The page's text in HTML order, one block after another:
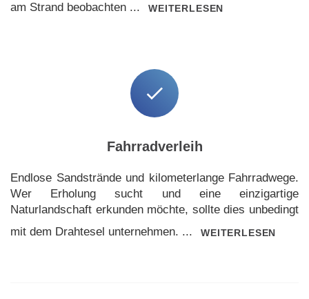
am Strand beobachten ...
WEITERLESEN
Fahrradverleih
Endlose Sandstrände und kilometerlange Fahrradwege.
Wer Erholung sucht und eine einzigartige
Naturlandschaft erkunden möchte, sollte dies unbedingt
mit dem Drahtesel unternehmen. ...
WEITERLESEN